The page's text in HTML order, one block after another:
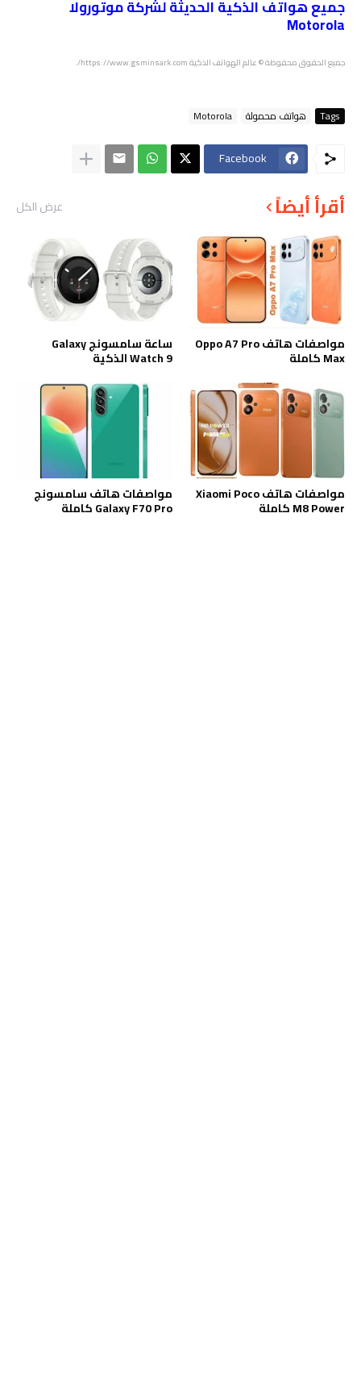
جميع هواتف الذكية الحديثة لشركة موتورولا
Motorola
جميع الحقوق محفوظة © عالم الهواتف الذكية https://www.gsminsark.com/.
Tags هواتف محمولة Motorola
Facebook
أقرأ أيضاً عرض الكل
مواصفات هاتف Oppo A7 Pro
Max كاملة
ساعة سامسونج Galaxy
Watch 9 الذكية
مواصفات هاتف Xiaomi Poco
M8 Power كاملة
مواصفات هاتف سامسونج
Galaxy F70 Pro كاملة